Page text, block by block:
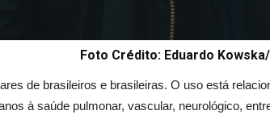
Foto Crédito: Eduardo
de brasileiros e brasileiras. O uso está
à saúde pulmonar, vascular, neurológico,